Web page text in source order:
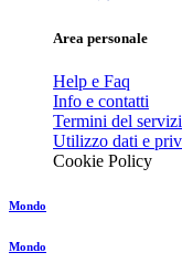
Area personale
Help e Faq
Info e contatti
Termini del
Utilizzo dati e
Cookie Policy
Mondo
Mondo